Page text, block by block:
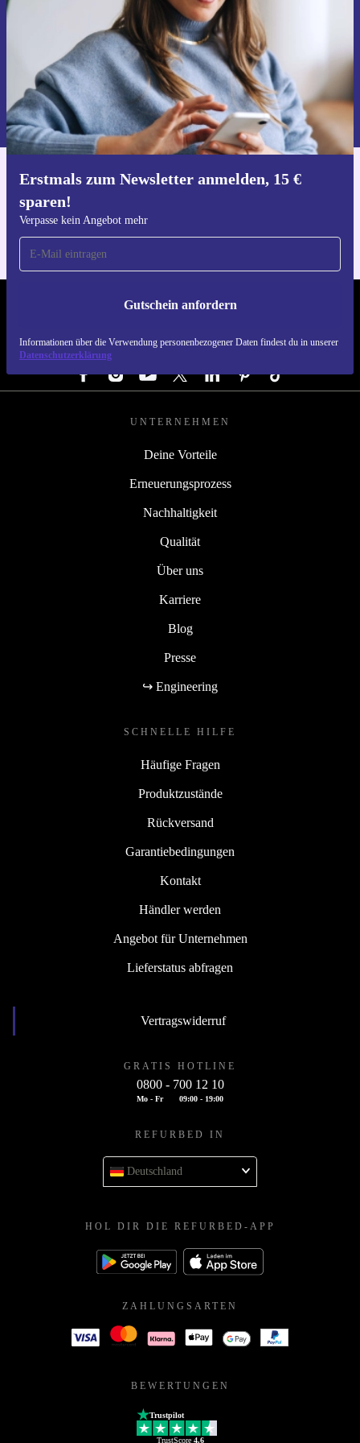
Erstmals zum Newsletter anmelden, 15 €
sparen!
Verpasse kein Angebot mehr
Gutschein anfordern
Informationen über die Verwendung personenbezogener Daten findest du in unserer
Datenschutzerklärung
Gutschein anfordern
Informationen über die Verwendung personenbezogener Daten findest
du in unserer
Datenschutzerklärung.
Hol dir die refurbed-App
REFURBED DEUTSCHLAND - RETHINK NEW.
FOLGE UNS
UNTERNEHMEN
Deine Vorteile
Erneuerungsprozess
Nachhaltigkeit
Qualität
Über uns
Karriere
Blog
Presse
↪ Engineering
SCHNELLE HILFE
Häufige Fragen
Produktzustände
Rückversand
Garantiebedingungen
Kontakt
Händler werden
Angebot für Unternehmen
Lieferstatus abfragen
Vertragswiderruf
GRATIS HOTLINE
0800 - 700 12 10
Mo - Fr 09:00 - 19:00
REFURBED IN
Deutschland
HOL DIR DIE REFURBED-APP
ZAHLUNGSARTEN
BEWERTUNGEN
Trustpilot
TrustScore 4.6